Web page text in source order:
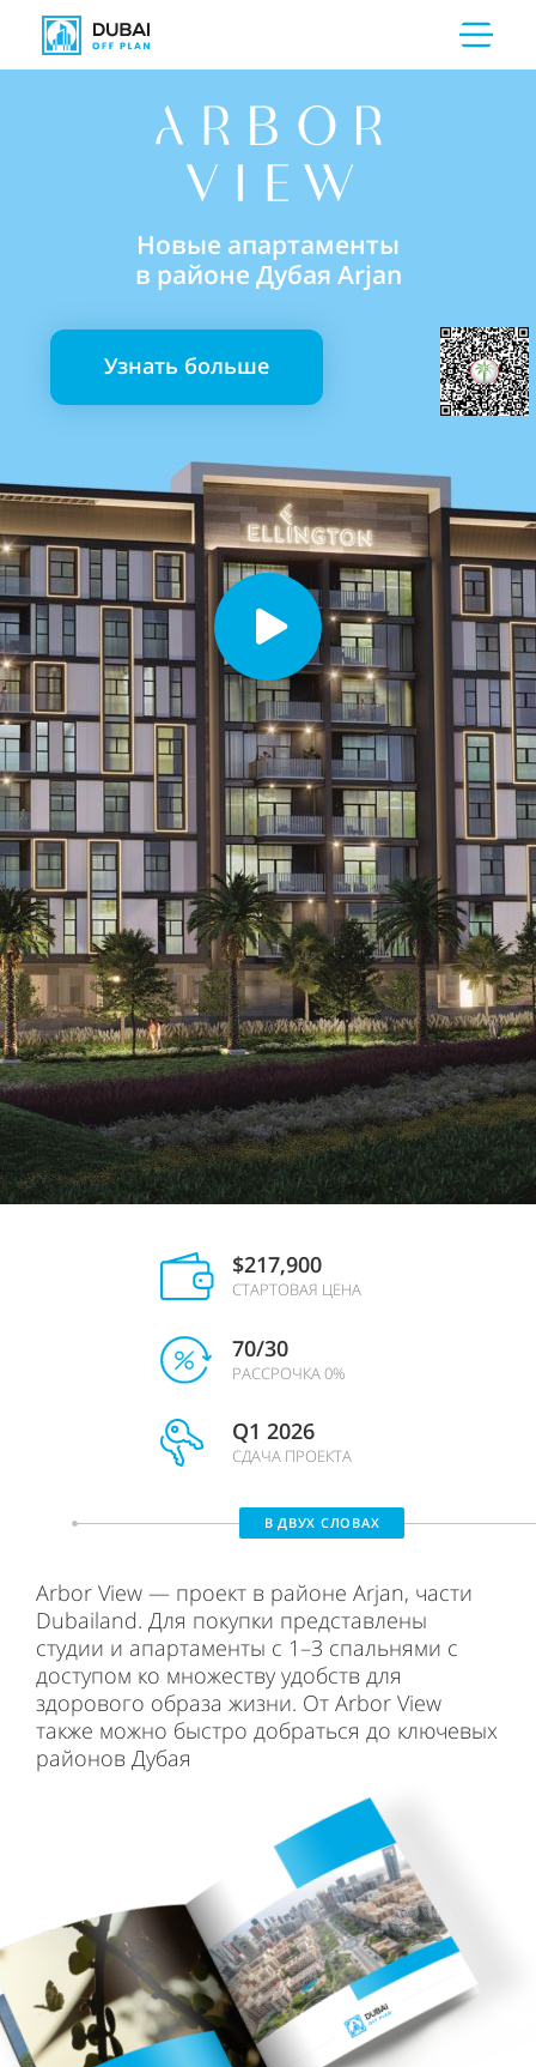
Новые апартаменты
в районе Дубая Arjan
Узнать больше
$217,900
СТАРТОВАЯ ЦЕНА
70/30
РАССРОЧКА 0%
Q1 2026
СДАЧА ПРОЕКТА
В ДВУХ СЛОВАХ
Arbor View — проект в районе Arjan, части
Dubailand. Для покупки представлены
студии и апартаменты с 1–3 спальнями с
доступом ко множеству удобств для
здорового образа жизни. От Arbor View
также можно быстро добраться до ключевых
районов Дубая